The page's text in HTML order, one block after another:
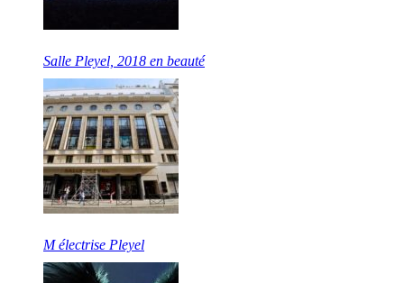
Salle Pleyel, 2018 en beauté
M électrise Pleyel